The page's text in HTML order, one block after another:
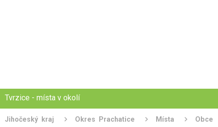
Tvrzice - místa v okolí
Jihočeský kraj Okres Prachatice Místa
Obce